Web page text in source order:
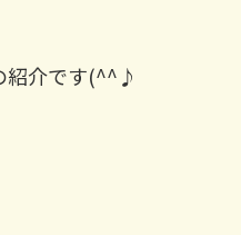
紹介です(^^♪